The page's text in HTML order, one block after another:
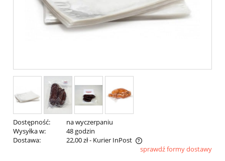
Dostępność:
na wyczerpaniu
Wysyłka w:
48 godzin
Dostawa:
22,00 zł- Kurier InPost
Cena nie zawiera ewentualnych kosztów płatnościsprawdź formy dostawy